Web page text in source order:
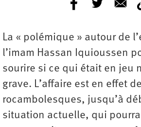
La « polémique » autour de
l’imam Hassan Iquioussen
sourire si ce qui était en jeu
grave. L’affaire est en effet
rocambolesques, jusqu’à
situation actuelle, qui